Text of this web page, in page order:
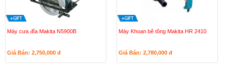
Máy cưa đĩa Makita N5900B
Giá Bán: 2,750,000 đ
Máy Khoan bê tông Makita HR 2410
Giá Bán: 2,780,000 đ